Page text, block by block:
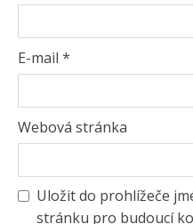
E-mail *
Webová stránka
Uložit do prohlížeče
stránku pro budoucí